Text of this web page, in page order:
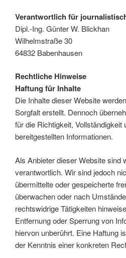
Verantwortlich für
Dipl.-Ing. Günter W. Blickhan
Wilhelmstraße 30
64832 Babenhausen
Rechtliche Hinweise
Haftung für Inhalte
Die Inhalte dieser Website
Sorgfalt erstellt. Dennoch
für die Richtigkeit, Vollständigkeit
bereitgestellten Informationen.
Als Anbieter dieser Website sind
verantwortlich. Wir sind jedoch
übermittelte oder gespeicherte
überwachen oder nach
rechtswidrige Tätigkeiten
Entfernung oder Sperrung von
hiervon unberührt. Eine Haftung
der Kenntnis einer konkreten